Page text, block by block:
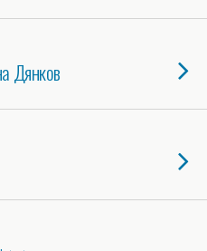
Дянков